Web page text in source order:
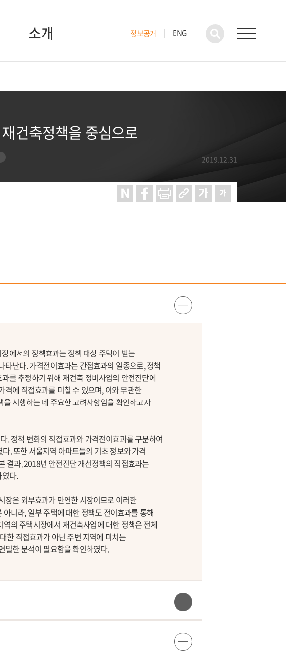
소개 정보공개 ENG
건축정책을 중심으로
2019.12.31
에서의 정책효과는 정책 대상 주택이 받는
난다. 가격전이효과는 간접효과의 일종으로, 정책
를 추정하기 위해 재건축 정비사업의 안전진단에
격에 직접효과를 미칠 수 있으며, 이와 무관한
시행하는 데 주요한 고려사항임을 확인하고자
. 정책 변화의 직접효과와 가격전이효과를 구분하여
. 또한 서울지역 아파트들의 기초 정보와 가격
결과, 2018년 안전진단 개선정책의 직접효과는
다.
장은 외부효과가 만연한 시장이므로 이러한
니라, 일부 주택에 대한 정책도 전이효과를 통해
의 주택시장에서 재건축사업에 대한 정책은 전체
한 직접효과가 아닌 주변 지역에 미치는
밀한 분석이 필요함을 확인하였다.